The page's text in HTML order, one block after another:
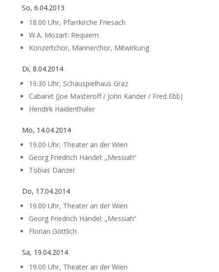
So, 6.04.2013
18.00 Uhr, Pfarrkirche Friesach
W.A. Mozart: Requiem
Konzertchor, Männerchor, Mitwirkung
Di, 8.04.2014
19.30 Uhr, Schauspielhaus Graz
Cabaret (Joe Masteroff / John Kander / Fred Ebb)
Hendirk Haidenthaler
Mo, 14.04.2014
19.00 Uhr, Theater an der Wien
Georg Friedrich Händel: „Messiah“
Tobias Danzer
Do, 17.04.2014
19.00 Uhr, Theater an der Wien
Georg Friedrich Händel: „Messiah“
Florian Göttlich
Sa, 19.04.2014
19.00 Uhr, Theater an der Wien